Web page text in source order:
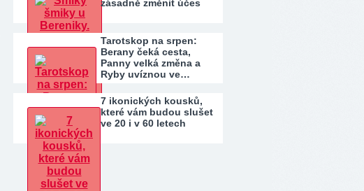
zásadně změnit účes
Tarotskop na srpen:
Berany čeká cesta,
Panny velká změna a
Ryby uvíznou ve…
7 ikonických kousků,
které vám budou slušet
ve 20 i v 60 letech